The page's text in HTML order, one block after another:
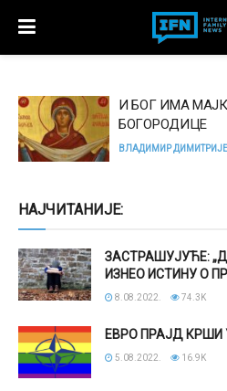
И БОГ ИМА
БОГОРОДИЦЕ
ВЛАДИМИР
НАЈЧИТАНИЈЕ:
ЗАСТРАШУЈУЋЕ:
ИЗНЕО ИСТИНУ О
8.08.2022. 74.3K
ЕВРО ПРАЈД КРШИ
5.08.2022. 16.9K